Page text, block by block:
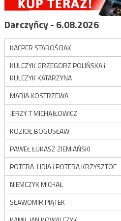
Darczyńcy - 6.08.2026
KACPER STAROŚCIAK
KULCZYK GRZEGORZ POLIŃSKA i
KULCZYK KATARZYNA
MARIA KOSTRZEWA
JERZY T MICHAJŁOWICZ
KOZIOŁ BOGUSŁAW
PAWEŁ ŁUKASZ ZIEMIAŃSKI
POTERA LIDIA i POTERA KRZYSZTOF
NIEMCZYK MICHAŁ
SŁAWOMIR PIĄTEK